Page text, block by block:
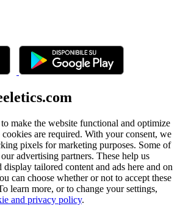
make the website functional and optimize
are required. With your consent, we
pixels for marketing purposes. Some of
advertising partners. These help us
tailored content and ads here and on
can choose whether or not to accept these
learn more, or to change your settings,
and privacy policy.